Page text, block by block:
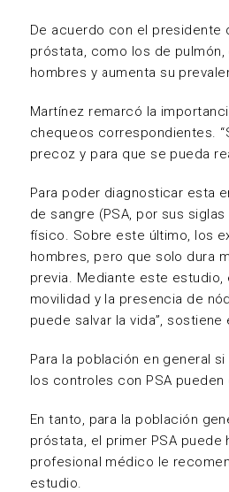
De acuerdo con el presidente
próstata, como los de
hombres y aumenta su
Martínez remarcó la
chequeos correspondientes.
precoz y para que se pueda
Para poder diagnosticar esta
de sangre (PSA, por sus
físico. Sobre este último, los
hombres, pero que solo dura
previa. Mediante este
movilidad y la presencia de
puede salvar la vida”,
Para la población en general
los controles con PSA
En tanto, para la población
próstata, el primer PSA
profesional médico le
estudio.